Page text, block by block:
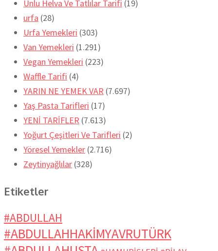
Unlu Helva Ve Tatlılar Tarifi (19)
urfa (28)
Urfa Yemekleri (303)
Van Yemekleri (1.291)
Vegan Yemekleri (223)
Waffle Tarifi (4)
YARIN NE YEMEK VAR (7.697)
Yaş Pasta Tarifleri (17)
YENİ TARİFLER (7.613)
Yoğurt Çeşitleri Ve Tarifleri (2)
Yöresel Yemekler (2.716)
Zeytinyağlılar (328)
Etiketler
#ABDULLAH
#ABDULLAHHAKİMYAVRUTÜRK